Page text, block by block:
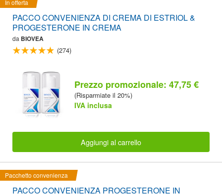
In offerta
PACCO CONVENIENZA DI CREMA DI ESTRIOL &
PROGESTERONE IN CREMA
da BIOVEA
(274)
Prezzo promozionale: 47,75 €
(Risparmiate il 20%)
IVA inclusa
Aggiungi al carrello
Pacchetto convenienza
PACCO CONVENIENZA PROGESTERONE IN